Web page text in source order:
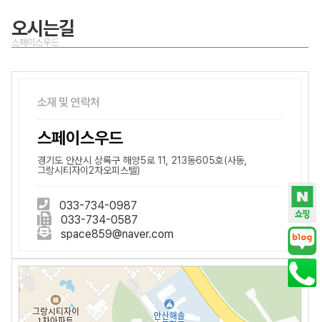
오시는길
스페이스우드
소재 및 연락처
스페이스우드
경기도 안산시 상록구 해양5로 11, 213동605호(사동,
그랑시티자이2차오피스텔)
033-734-0987
033-734-0587
space859@naver.com